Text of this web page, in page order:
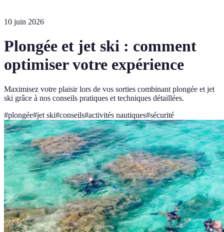
10 juin 2026
Plongée et jet ski : comment
optimiser votre expérience
Maximisez votre plaisir lors de vos sorties combinant plongée et jet
ski grâce à nos conseils pratiques et techniques détaillées.
#plongée#jet ski#conseils#activités nautiques#sécurité